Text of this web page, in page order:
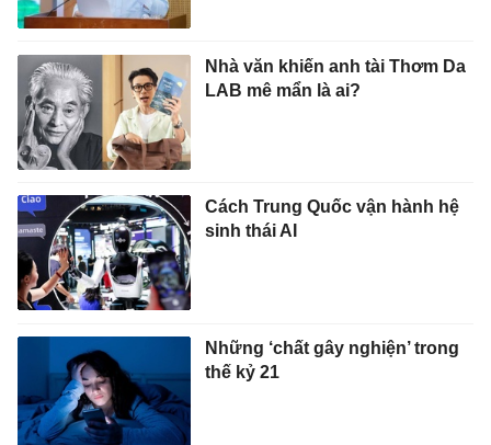
Nhà văn khiến anh tài Thơm Da
LAB mê mẩn là ai?
Cách Trung Quốc vận hành hệ
sinh thái AI
Những ‘chất gây nghiện’ trong
thế kỷ 21